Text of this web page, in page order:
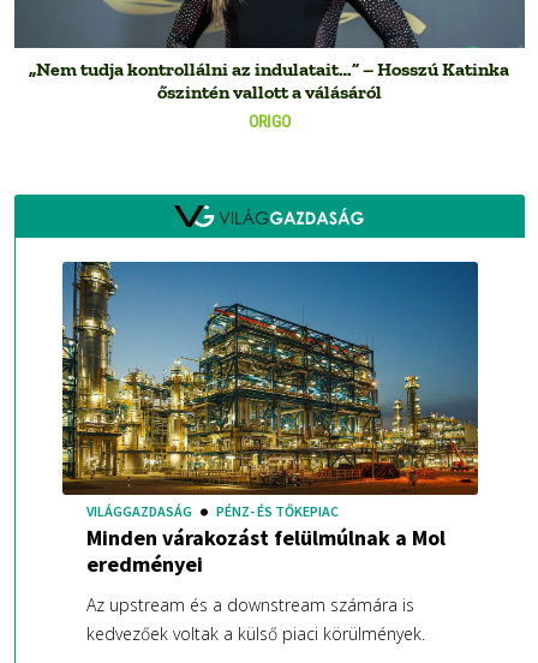
ORIGO
„Nem tudja kontrollálni az indulatait…” – Hosszú Katinka
őszintén vallott a válásáról
VILÁGGAZDASÁG PÉNZ- ÉS TŐKEPIAC
Minden várakozást felülmúlnak a Mol
eredményei
Az upstream és a downstream számára is
kedvezőek voltak a külső piaci körülmények.